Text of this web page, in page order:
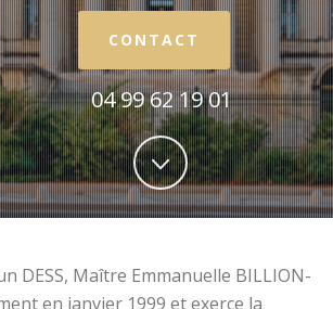
CONTACT
04 99 62 19 01
DESS, Maître Emmanuelle BILLION-
en janvier 1999 et exerce la